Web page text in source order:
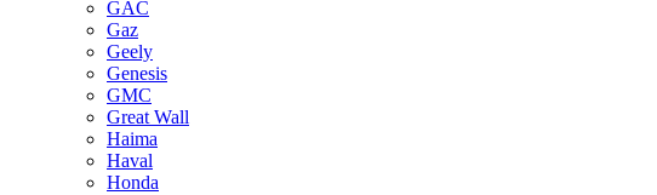
GAC
Gaz
Geely
Genesis
GMC
Great Wall
Haima
Haval
Honda